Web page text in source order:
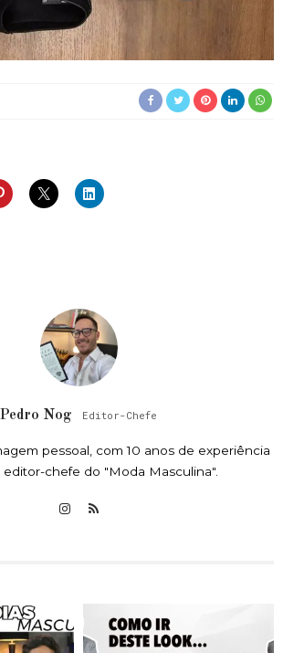
Pedro Nog Editor-Chefe
pessoal, com 10 anos de experiência
editor-chefe do "Moda Masculina".